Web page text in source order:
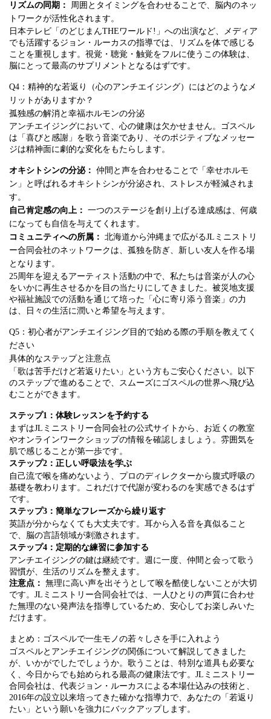
リズムの同期：
周囲とタイミングを合わせることで、脳内のネッ
トワークが活性化されます。
日本テレビ「のどじまんTHEワールド!」への出演など、メディア
でも活躍するジョン・ルーカスの指導では、リズムを体で感じる
ことを重視します。視覚・聴覚・触覚をフルに使うこの体験は、
脳にとって最高のサプリメントとなるはずです。
Q4：精神的な若返り（心のアンチエイジング）にはどのようなメ
リットがありますか？
孤独感の解消と幸福ホルモンの分泌
アンチエイジングにおいて、心の健康は欠かせません。ゴスペル
は「喜びと感謝」を歌う音楽であり、そのポジティブなメッセー
ジは精神面に劇的な変化をもたらします。
オキシトシンの分泌： 仲間と声を合わせることで「幸せホルモ
ン」と呼ばれるオキシトシンが分泌され、ストレスが軽減されま
す。
自己肯定感の向上： 一つのステージを創り上げる達成感は、何歳
になっても自信を与えてくれます。
コミュニティへの所属： 北海道から沖縄まで広がるJLミニストリ
ー合同会社のネットワークは、孤独を防ぎ、新しい友人を作る場
となります。
25周年を迎えるアーティスト活動の中で、私たちは音楽が人の心
をいかに再生させるかを目の当たりにしてきました。被災地支援
や福祉施設での活動を通じて培った「心に寄り添う音楽」の力
は、日々の生活に潤いと希望を与えます。
Q5：初心者がアンチエイジング目的で始める際の手順を教えてく
ださい
具体的なステップと注意点
「歌は苦手だけど若返りたい」という方もご安心ください。以下
のステップで進めることで、スムーズにゴスペルの世界へ飛び込
むことができます。
ステップ1：体験レッスンを予約する
まずはJLミニストリー合同会社の公式サイトから、お近くの教室
やオンラインワークショップの情報を確認しましょう。雰囲気を
肌で感じることが第一歩です。
ステップ2：正しい呼吸法を学ぶ
自己流で喉を痛めないよう、プロのディレクターから腹式呼吸の
基礎を教わります。これだけで代謝が変わるのを実感できるはず
です。
ステップ3：簡単なフレーズから繰り返す
英語が分からなくても大丈夫です。耳から入る音を真似ること
で、脳の言語領域が刺激されます。
ステップ4：定期的な練習に参加する
アンチエイジングの鍵は継続です。週に一度、仲間と会って歌う
習慣が、生活のリズムを整えます。
注意点： 無理に高い声を出そうとして喉を酷使しないことが大切
です。JLミニストリー合同会社では、一人ひとりの声質に合わせ
た無理のない発声法を指導しているため、安心してお楽しみいた
だけます。
まとめ：ゴスペルで一生モノの若々しさを手に入れよう
ゴスペルとアンチエイジングの関係について解説してきました
が、いかがでしたでしょうか。歌うことは、特別な道具も必要な
く、今日からでも始められる最高の健康法です。JLミニストリー
合同会社は、代表ジョン・ルーカスによる本場仕込みの技術と、
2016年の設立以来培ってきた確かな指導力で、あなたの「若返り
たい」という願いを強力にバックアップします。